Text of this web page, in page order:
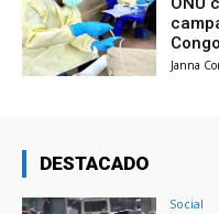
Congo
Janna
DESTACADO
Social